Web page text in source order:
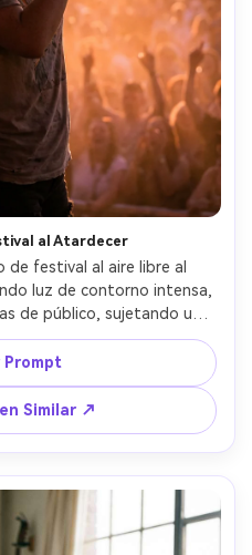
al Atardecer
de festival al aire libre al
luz de contorno intensa,
de público, sujetando un
pecas de brillantina y piel
Canon EOS R6 con 70-
gradación cálida
festival fotorrealista --ar
Prompt
Similar ↗